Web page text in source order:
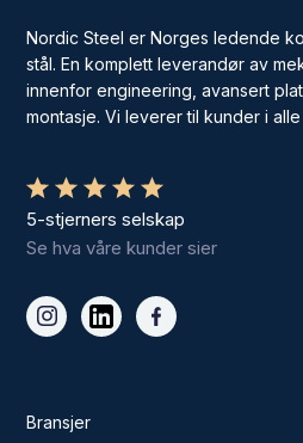
Nordic Steel er Norges ledende
stål. En komplett leverandør av
innenfor engineering, avansert
montasje. Vi leverer til kunder i alle
5-stjerners selskap
Se hva våre kunder sier
Bransjer